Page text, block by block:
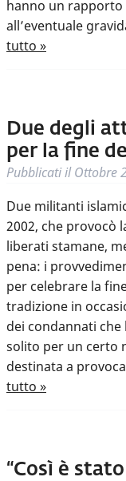
hanno un rapporto
all’eventuale
tutto »
Due degli
per la fine
Pubblicati ilOttobre
Due militanti
2002, che provocò
liberati stamane,
pena: i
per celebrare la
tradizione in
dei condannati
solito per un certo
destinata a
tutto »
“Così è